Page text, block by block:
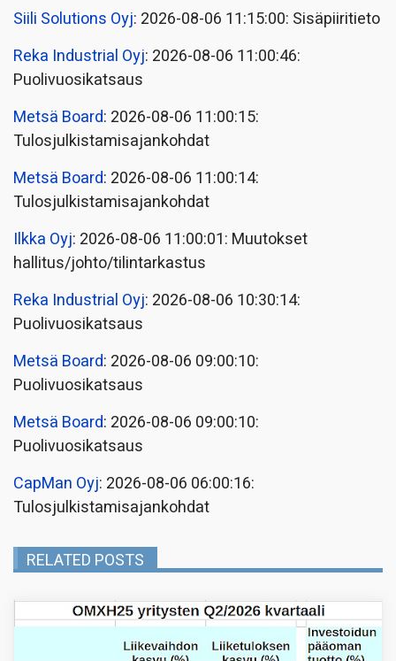
Siili Solutions Oyj: 2026-08-06 11:15:00: Sisäpiiritieto
Reka Industrial Oyj: 2026-08-06 11:00:46:
Puolivuosikatsaus
Metsä Board: 2026-08-06 11:00:15:
Tulosjulkistamisajankohdat
Metsä Board: 2026-08-06 11:00:14:
Tulosjulkistamisajankohdat
Ilkka Oyj: 2026-08-06 11:00:01: Muutokset
hallitus/johto/tilintarkastus
Reka Industrial Oyj: 2026-08-06 10:30:14:
Puolivuosikatsaus
Metsä Board: 2026-08-06 09:00:10:
Puolivuosikatsaus
Metsä Board: 2026-08-06 09:00:10:
Puolivuosikatsaus
CapMan Oyj: 2026-08-06 06:00:16:
Tulosjulkistamisajankohdat
RELATED POSTS